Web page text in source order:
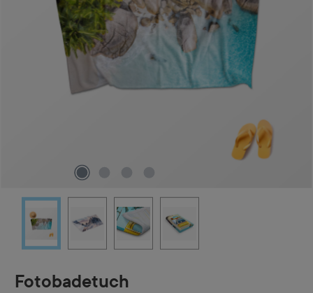
Fotobadetuch